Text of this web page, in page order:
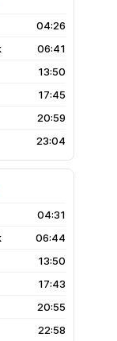
04:26
06:41
13:50
17:45
20:59
23:04
04:31
06:44
13:50
17:43
20:55
22:58